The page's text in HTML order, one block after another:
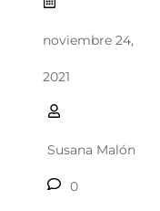
noviembre 24,
2021
Susana Malón
0